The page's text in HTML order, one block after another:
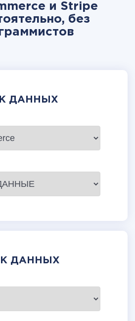
и Stripe
без
ДАННЫХ
ДАННЫХ